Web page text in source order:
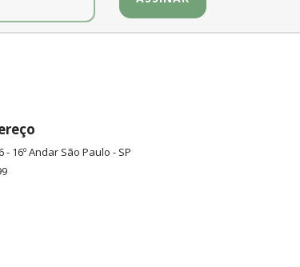
- 16º Andar São Paulo - SP